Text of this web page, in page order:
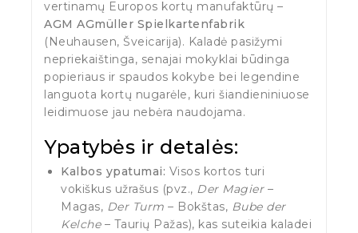
vertinamų Europos kortų manufaktūrų –
AGM AGmüller Spielkartenfabrik
(Neuhausen, Šveicarija). Kaladė pasižymi
nepriekaištinga, senajai mokyklai būdinga
popieriaus ir spaudos kokybe bei legendine
languota kortų nugarėle, kuri šiandieniniuose
leidimuose jau nebėra naudojama.
Ypatybės ir detalės:
Kalbos ypatumai: Visos kortos turi
vokiškus užrašus (pvz., Der Magier–
Magas, Der Turm – Bokštas, Bube der
Kelche– Taurių Pažas), kas suteikia kaladei